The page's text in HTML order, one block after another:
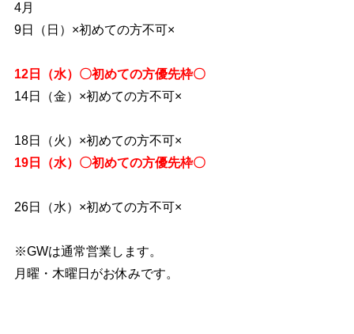
4月
9日（日）×初めての方不可×
12日（水）〇初めての方優先枠〇
14日（金）×初めての方不可×
18日（火）×初めての方不可×
19日（水）〇初めての方優先枠〇
26日（水）×初めての方不可×
※GWは通常営業します。
月曜・木曜日がお休みです。